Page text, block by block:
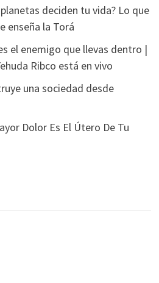
deciden tu vida? Lo que
enseña la Torá
el enemigo que llevas dentro |
Ribco está en vivo
una sociedad desde
Dolor Es El Útero De Tu